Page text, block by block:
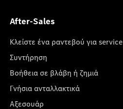
After-Sales
Κλείστε ένα ραντεβού για service
Συντήρηση
Βοήθεια σε βλάβη ή ζημιά
Γνήσια ανταλλακτικά
Αξεσουάρ